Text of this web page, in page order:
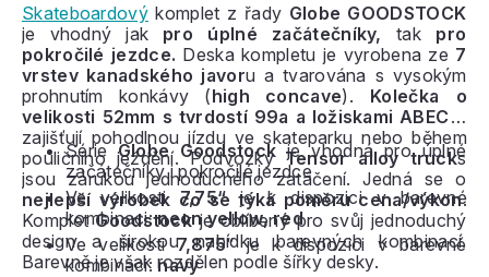
Skateboardovýkomplet z řady Globe GOODSTOCK
je vhodný jak pro úplné začátečníky, tak pro
pokročilé jezdce. Deska kompletu je vyrobena ze 7
vrstev kanadského javoru a tvarována s vysokým
prohnutím konkávy (high concave). Kolečka o
velikosti 52mm s tvrdostí 99a a ložiskami ABEC 7
zajišťují pohodlnou jízdu ve skateparku nebo během
pouličního ježdění. Podvozky Tensor alloy trucks
jsou zárukou jednoduchého zatáčení. Jedná se o
nejlepší výrobek co se týká poměru cena/výkon.
KompletGoodstockje oblíbený pro svůj jednoduchý
design a širokou nabídku barevných kombinací.
Barevně je však rozdělen podle šířky desky.
SérieGlobe Goodstockje vhodná pro úplné
začátečníky i pokročilé jezdce
Ve velikosti 7,75“je k dispozici v barevné
kombinaci:neon yellow, red
Ve velikosti7,875“ je k dispozici v barevné
kombinaci:navy